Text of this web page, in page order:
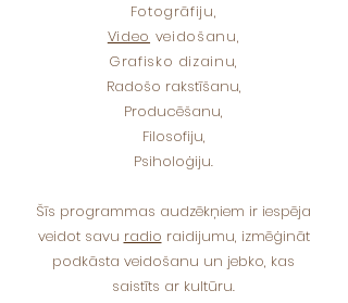
Fotogrāfiju,
Video veidošanu,
Grafisko dizainu,
Radošo rakstīšanu,
Producēšanu,
Filosofiju,
Psiholoģiju.
Šīs programmas audzēkņiem ir iespēja
veidot savu radio raidijumu, izmēģināt
podkāsta veidošanu un jebko, kas
saistīts ar kultūru.